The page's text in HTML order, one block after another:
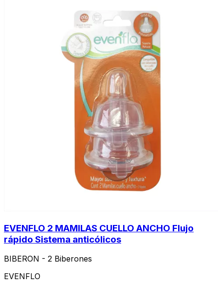
EVENFLO 2 MAMILAS CUELLO ANCHO Flujo
rápido Sistema anticólicos
BIBERON - 2 Biberones
EVENFLO